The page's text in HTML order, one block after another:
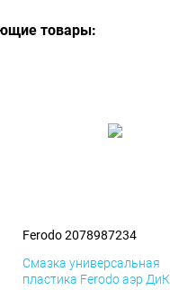
товары:
Ferodo 2078987234
Смазка универсальная
пластика Ferodo аэр ДиК